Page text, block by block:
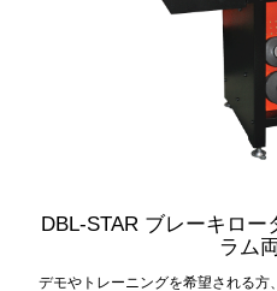
DBL-STAR ブレーキロ
ラム
デモやトレーニングを希望される方